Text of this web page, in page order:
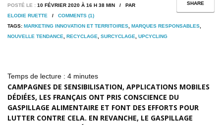
SHARE
POSTÉ LE : 10 FÉVRIER 2020 À 16 H 38 MIN / PAR
ELODIE RUETTE / COMMENTS (1)
TAGS: MARKETING INNOVATION ET TERRITOIRES MARQUES RESPONSABLES
NOUVELLE TENDANCE
RECYCLAGE SURCYCLAGE UPCYCLING
Temps de lecture : 4 minutes
CAMPAGNES DE SENSIBILISATION, APPLICATIONS MOBILES
DÉDIÉES, LES FRANÇAIS ONT PRIS CONSCIENCE DU
GASPILLAGE ALIMENTAIRE ET FONT DES EFFORTS POUR
LUTTER CONTRE CELA. EN REVANCHE, LE GASPILLAGE